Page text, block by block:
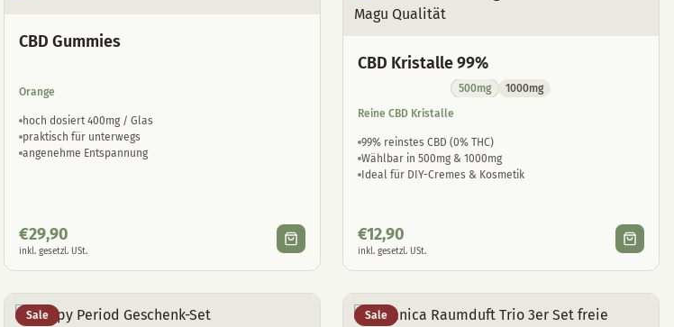
CBD Gummies
Orange
hoch dosiert 400mg / Glas
praktisch für unterwegs
angenehme Entspannung
€29,90
inkl. gesetzl. USt.
CBD Kristalle 99%
500mg
1000mg
Reine CBD Kristalle
99% reinstes CBD (0% THC)
Wählbar in 500mg & 1000mg
Ideal für DIY-Cremes & Kosmetik
€12,90
inkl. gesetzl. USt.
Sale Sale